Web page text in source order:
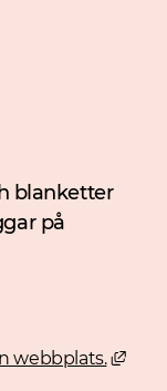
blanketter
på
webbplats.